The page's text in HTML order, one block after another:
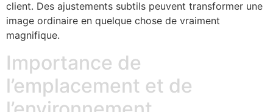
client. Des ajustements subtils peuvent transformer une
image ordinaire en quelque chose de vraiment
magnifique.
Importance de
l’emplacement et de